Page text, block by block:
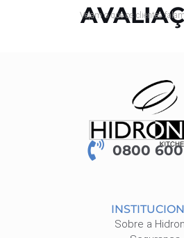
Vejam o que os clientes
0800
Sobre a